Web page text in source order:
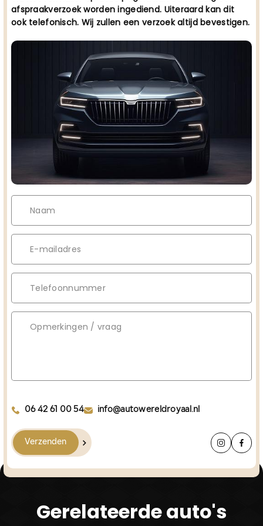
afspraakverzoek worden ingediend. Uiteraard kan dit
ook telefonisch. Wij zullen een verzoek altijd bevestigen.
06 42 61 00 54 info@autowereldroyaal.nl
Verzenden
Gerelateerde auto's